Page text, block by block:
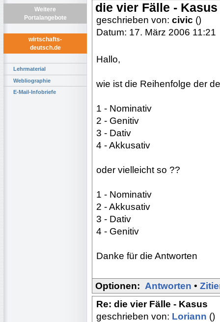
Weitere
Portalangebote
wirtschafts-
deutsch.de
Lehrmaterial
Webliographie
E-Mail-Infobriefe
die vier Fälle - Kasus
geschrieben von: civic ()
Datum: 17. März 2006 11:21
Hallo,
wie ist die Reihenfolge der
1 - Nominativ
2 - Genitiv
3 - Dativ
4 - Akkusativ
oder vielleicht so ??
1 - Nominativ
2 - Akkusativ
3 - Dativ
4 - Genitiv
Danke für die Antworten
Optionen: Antworten •
Re: die vier Fälle - Kasus
geschrieben von: Loriann ()